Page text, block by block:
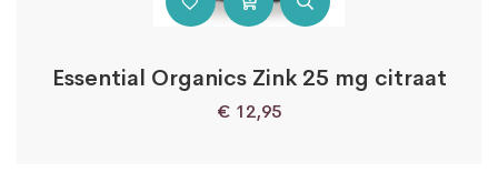
Essential Organics Zink 25 mg citraat
€ 12,95